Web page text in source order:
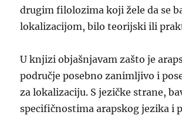
drugim filolozima koji žele da se
lokalizacijom, bilo teorijski ili
U knjizi objašnjavam zašto je
područje posebno zanimljivo i
za lokalizaciju. S jezičke strane,
specifičnostima arapskog jezika i